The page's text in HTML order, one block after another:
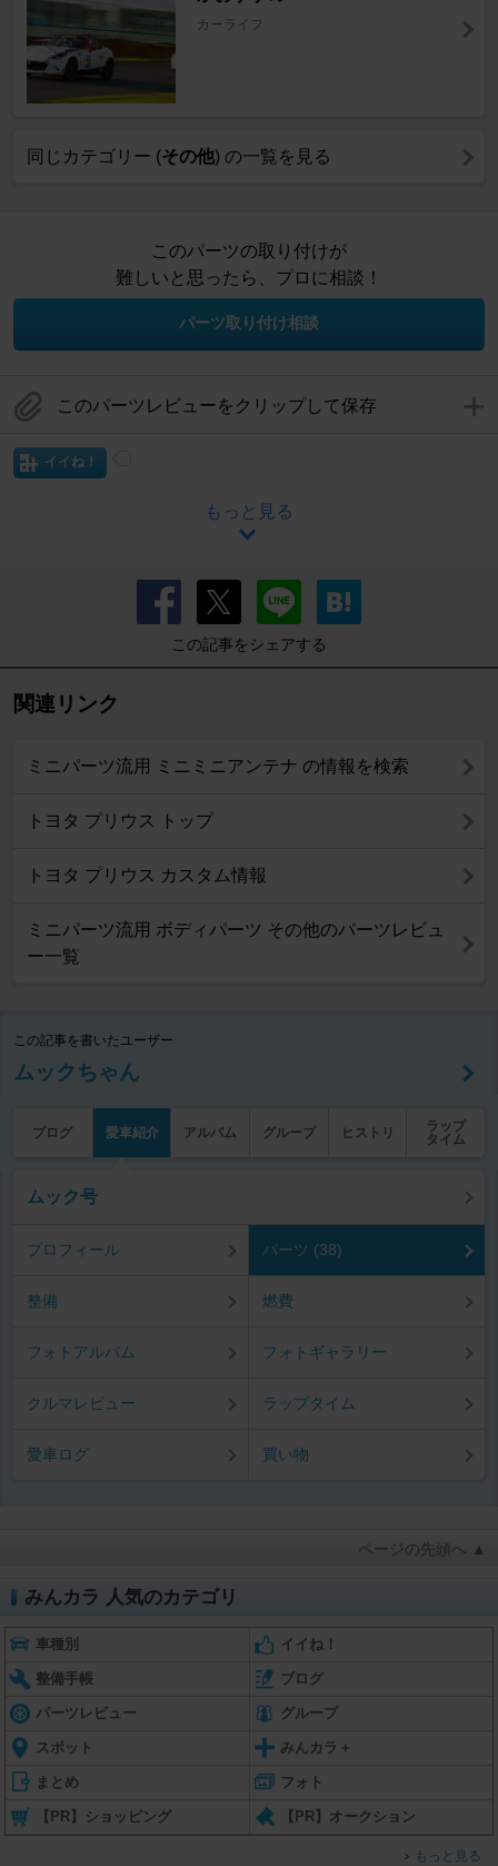
カーライフ
同じカテゴリー (その他) の一覧を見る
このパーツの取り付けが
難しいと思ったら、プロに相談！
パーツ取り付け相談
このパーツレビューをクリップして保存
イイね！
もっと見る
この記事をシェアする
関連リンク
ミニパーツ流用 ミニミニアンテナ の情報を検索
トヨタ プリウス トップ
トヨタ プリウス カスタム情報
ミニパーツ流用 ボディパーツ その他のパーツレビュ
ー一覧
この記事を書いたユーザー
ムックちゃん
ブログ 愛車紹介 アルバム グループ ヒストリ
ラップ
タイム
ムック号
プロフィール パーツ (38)
整備 燃費
フォトアルバム フォトギャラリー
クルマレビュー ラップタイム
愛車ログ 買い物
ページの先頭へ ▲
みんカラ 人気のカテゴリ
車種別 イイね！
整備手帳 ブログ
パーツレビュー グループ
スポット みんカラ＋
まとめ フォト
【PR】ショッピング 【PR】オークション
もっと見る